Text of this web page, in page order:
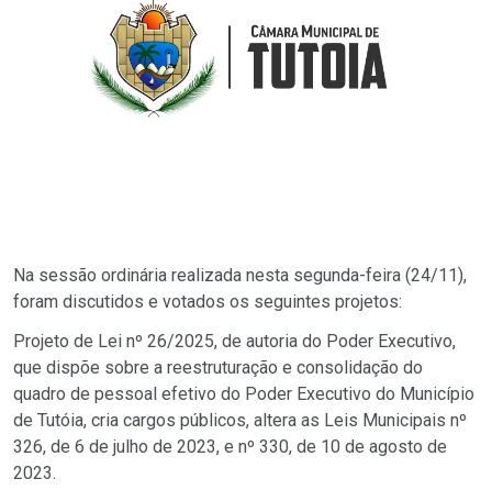
Na sessão ordinária realizada nesta segunda-feira (24/11),
foram discutidos e votados os seguintes projetos:
Projeto de Lei nº 26/2025, de autoria do Poder Executivo,
que dispõe sobre a reestruturação e consolidação do
quadro de pessoal efetivo do Poder Executivo do Município
de Tutóia, cria cargos públicos, altera as Leis Municipais nº
326, de 6 de julho de 2023, e nº 330, de 10 de agosto de
2023.